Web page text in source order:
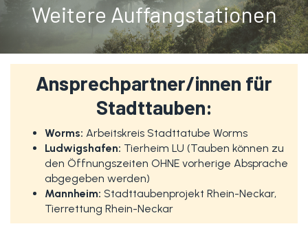
Weitere Auffangstationen
Ansprechpartner/innen für
Stadttauben:
Worms: Arbeitskreis Stadttatube Worms
Ludwigshafen: Tierheim LU (Tauben können zu
den Öffnungszeiten OHNE vorherige Absprache
abgegeben werden)
Mannheim: Stadttaubenprojekt Rhein-Neckar,
Tierrettung Rhein-Neckar